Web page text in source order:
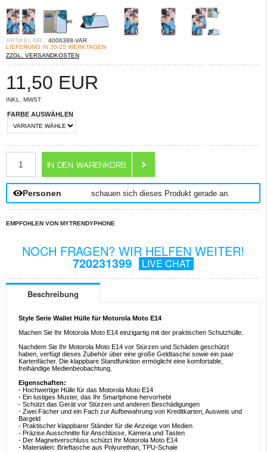
ARTIKEL-NR.: 4006388-VAR
LIEFERUNG IN 20-25 WERKTAGEN
ZZGL. VERSANDKOSTEN
11,50 EUR
INKL. MWST
FARBE AUSWÄHLEN
Personen schauen sich dieses Produkt gerade an.
EMPFOHLEN VON MYTRENDYPHONE
NOCH FRAGEN? WIR HELFEN WEITER!
720231399 LIVE CHAT
Beschreibung
Style Serie Wallet Hülle für Motorola Moto E14
Machen Sie Ihr Motorola Moto E14 einzigartig mit der praktischen Schutzhülle.
Nachdem Sie Ihr Motorola Moto E14 vor Stürzen und Schäden geschützt
haben, verfügt dieses Zubehör über eine große Geldtasche sowie ein paar
Kartenfächer. Die klappbare Standfunktion ermöglicht eine komfortable,
freihändige Medienbeobachtung.
Eigenschaften:
- Hochwertige Hülle für das Motorola Moto E14
- Ein lustiges Muster, das Ihr Smartphone hervorhebt
- Schützt das Gerät vor Stürzen und anderen Beschädigungen
- Zwei Fächer und ein Fach zur Aufbewahrung von Kreditkarten, Ausweis und
Bargeld
- Praktischer klappbarer Ständer für die Anzeige von Medien
- Präzise Ausschnitte für Anschlüsse, Kamera und Tasten
- Der Magnetverschluss schützt Ihr Motorola Moto E14
- Materialien: Brieftasche aus Polyurethan, TPU-Schale